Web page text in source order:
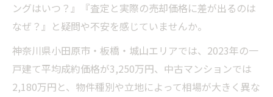
ングはいつ？』『査定と実際の売却価格に差が出るのは
なぜ？』と疑問や不安を感じていませんか。
神奈川県小田原市・板橋・城山エリアでは、2023年の一
戸建て平均成約価格が3,250万円、中古マンションでは
2,180万円と、物件種別や立地によって相場が大きく異な